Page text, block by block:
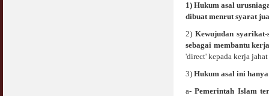
1)Hukum asal
dibuat menrut syarat
2) Kewujudan
sebagai membantu
'direct' kepada kerja
3) Hukum asal ini
a-Pemerintah Islam